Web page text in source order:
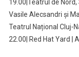
19.00|Teatrul de Nord,
Vasile Alecsandri și
Teatrul Național Cluj-
22.00| Red Hat Yard |